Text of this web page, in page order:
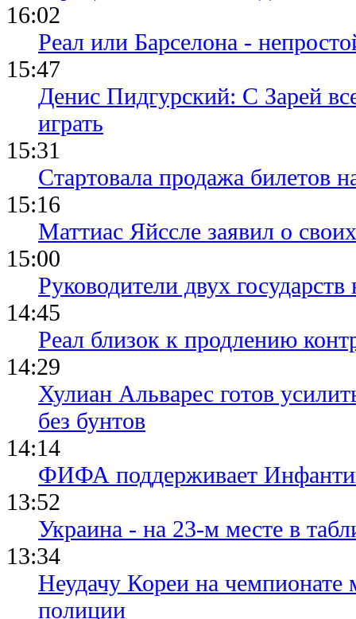
16:02
Реал или Барселона -
15:47
Денис Пидгурский: С Зарей
играть
15:31
Стартовала продажа билетов
15:16
Маттиас Яйссле заявил о
15:00
Руководители двух
14:45
Реал близок к продлению
14:29
Хулиан Альварес готов
без бунтов
14:14
ФИФА поддерживает
13:52
Украина - на 23-м месте в
13:34
Неудачу Кореи на
полиции